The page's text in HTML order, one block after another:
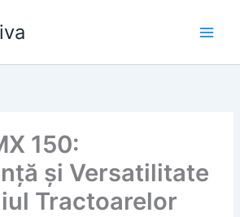
150:
și Versatilitate
Tractoarelor